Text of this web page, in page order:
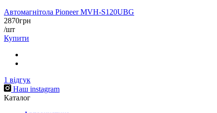
Автомагнітола Pioneer MVH-S120UBG
2870грн
/шт
Купити
1 відгук
Наш instagram
Каталог